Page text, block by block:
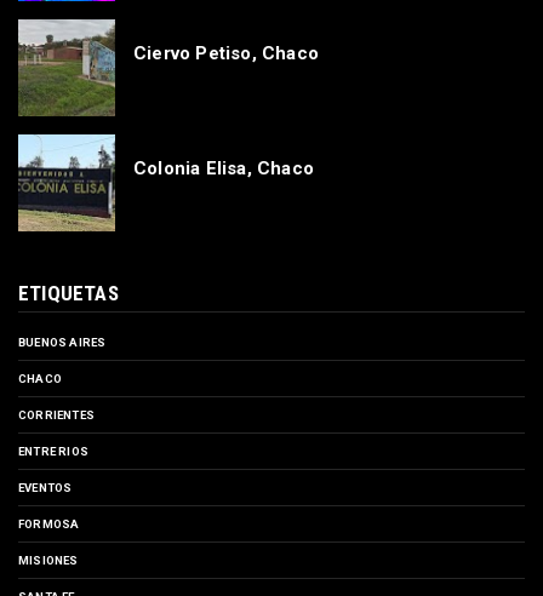
Ciervo Petiso, Chaco
Colonia Elisa, Chaco
ETIQUETAS
BUENOS AIRES
CHACO
CORRIENTES
ENTRE RIOS
EVENTOS
FORMOSA
MISIONES